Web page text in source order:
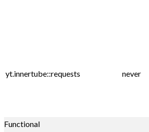
yt.innertube::requests never
Functional